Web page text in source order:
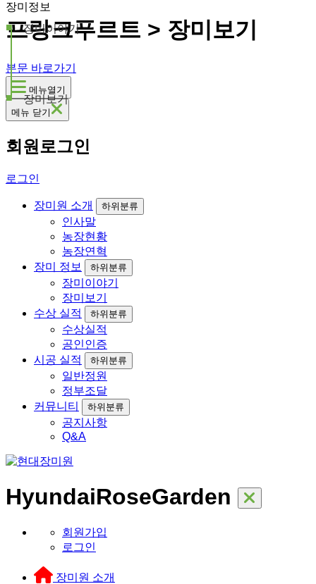
프랑크푸르트 > 장미보기
본문 바로가기
메뉴열기
메뉴 닫기
회원로그인
로그인
장미원 소개 하위분류
인사말
농장현황
농장연혁
장미 정보
하위분류
장미이야기
장미보기
수상 실적
하위분류
수상실적
공인인증
시공 실적
하위분류
일반정원
정부조달
커뮤니티
하위분류
공지사항
Q&A
HyundaiRoseGarden
회원가입
로그인
장미원 소개
장미정보
장미이야기
장미보기